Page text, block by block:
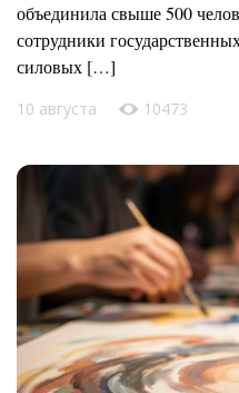
объединила свыше 500
сотрудники
силовых […]
10 августа 10473